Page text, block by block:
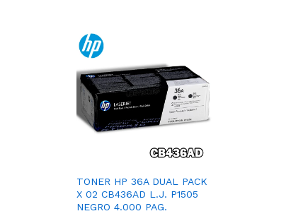
TONER HP 36A DUAL PACK
X 02 CB436AD L.J. P1505
NEGRO 4.000 PAG.